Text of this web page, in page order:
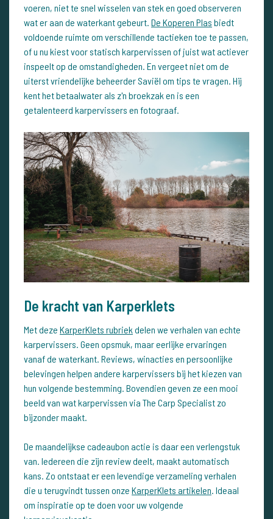
voeren, niet te snel wisselen van stek en goed observeren
wat er aan de waterkant gebeurt. De Koperen Plas biedt
voldoende ruimte om verschillende tactieken toe te passen,
of u nu kiest voor statisch karpervissen of juist wat actiever
inspeelt op de omstandigheden. En vergeet niet om de
uiterst vriendelijke beheerder Saviël om tips te vragen. Hij
kent het betaalwater als z'n broekzak en is een
getalenteerd karpervissers en fotograaf.
De kracht van Karperklets
Met deze KarperKlets rubriek delen we verhalen van echte
karpervissers. Geen opsmuk, maar eerlijke ervaringen
vanaf de waterkant. Reviews, winacties en persoonlijke
belevingen helpen andere karpervissers bij het kiezen van
hun volgende bestemming. Bovendien geven ze een mooi
beeld van wat karpervissen via The Carp Specialist zo
bijzonder maakt.
De maandelijkse cadeaubon actie is daar een verlengstuk
van. Iedereen die zijn review deelt, maakt automatisch
kans. Zo ontstaat er een levendige verzameling verhalen
die u terugvindt tussen onze KarperKlets artikelen. Ideaal
om inspiratie op te doen voor uw volgende